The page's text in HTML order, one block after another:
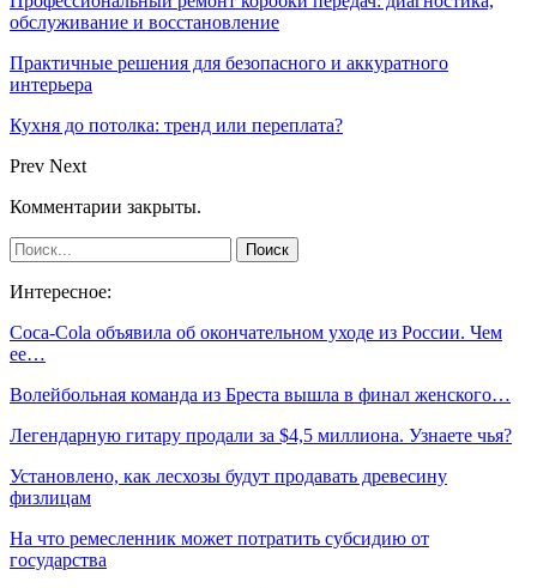
обслуживание и восстановление
Практичные решения для безопасного и аккуратного
интерьера
Кухня до потолка: тренд или переплата?
Prev Next
Комментарии закрыты.
Интересное:
Coca-Cola объявила об окончательном уходе из России. Чем
ее…
Волейбольная команда из Бреста вышла в финал женского…
Легендарную гитару продали за $4,5 миллиона. Узнаете чья?
Установлено, как лесхозы будут продавать древесину
физлицам
На что ремесленник может потратить субсидию от
государства